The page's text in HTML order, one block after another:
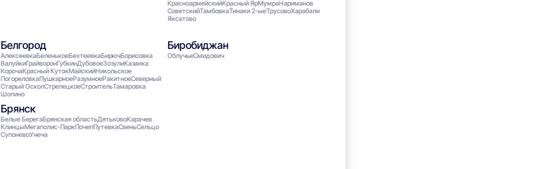
КрасноармейскийКрасный ЯрМумраНариманов
СоветскийТамбовкаТинаки 2-ыеТрусовоХарабали
Яксатово
Белгород
АлексеевкаБеленькоеБехтеевкаБирючБорисовка
ВалуйкиГрайворонГубкинДубовоеЗозулиКазанка
КорочаКрасный КутокМайскийНикольское
ПогореловкаПушкарноеРазумноеРакитноеСеверный
Старый ОсколСтрелецкоеСтроительТамаровка
Шопино
Биробиджан
ОблучьеСмидович
Брянск
Белые БерегаБрянская областьДятьковоКарачев
КлинцыМегаполис-ПаркПочепПутевкаСвеньСельцо
СупоневоУнеча